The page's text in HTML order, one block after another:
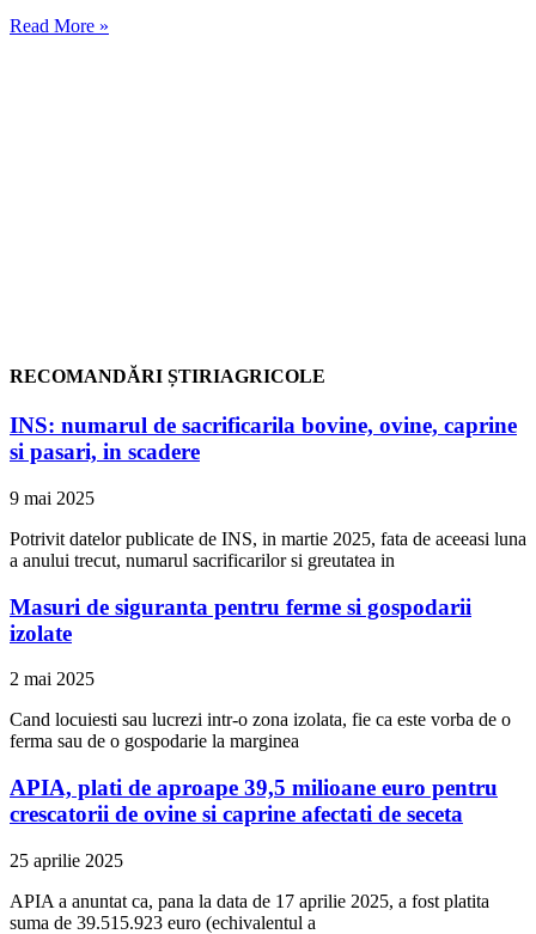
Read More »
RECOMANDĂRI ȘTIRIAGRICOLE
INS: numarul de sacrificarila bovine, ovine, caprine
si pasari, in scadere
9 mai 2025
Potrivit datelor publicate de INS, in martie 2025, fata de aceeasi luna
a anului trecut, numarul sacrificarilor si greutatea in
Masuri de siguranta pentru ferme si gospodarii
izolate
2 mai 2025
Cand locuiesti sau lucrezi intr-o zona izolata, fie ca este vorba de o
ferma sau de o gospodarie la marginea
APIA, plati de aproape 39,5 milioane euro pentru
crescatorii de ovine si caprine afectati de seceta
25 aprilie 2025
APIA a anuntat ca, pana la data de 17 aprilie 2025, a fost platita
suma de 39.515.923 euro (echivalentul a